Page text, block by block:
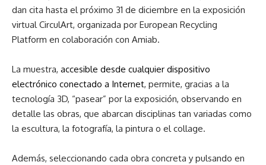
dan cita hasta el próximo 31 de diciembre en la exposición
virtual CirculArt, organizada por European Recycling
Platform en colaboración con Amiab.
La muestra, accesible desde cualquier dispositivo
electrónico conectado a Internet, permite, gracias a la
tecnología 3D, “pasear” por la exposición, observando en
detalle las obras, que abarcan disciplinas tan variadas como
la escultura, la fotografía, la pintura o el collage.
Además, seleccionando cada obra concreta y pulsando en